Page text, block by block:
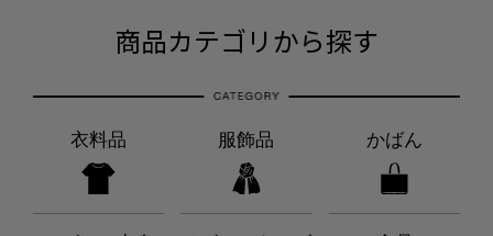
商品カテゴリから探す
衣料品 服飾品 かばん